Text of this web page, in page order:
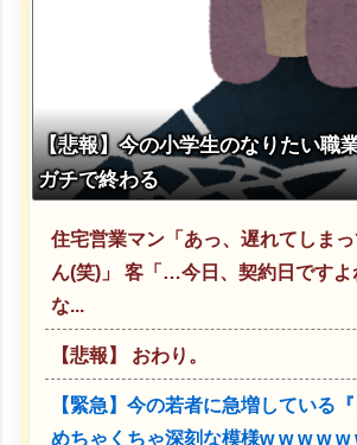
【悲報】今の小学生のなりたい職
ガチで終わる
住宅営業マン「あっ、遅れてしま
ん(笑)」 客「…今日、契約日です
な...
【悲報】 おわり。
【緊急】今の若者に急増している『
めちゃくちゃ深刻な模様w w w w w